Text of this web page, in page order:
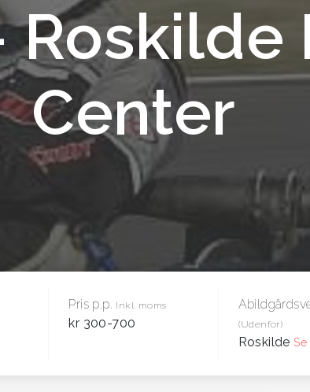
Roskilde
Center
Pris p.p. Inkl. moms
kr 300-700 (Udenfor)
Roskilde